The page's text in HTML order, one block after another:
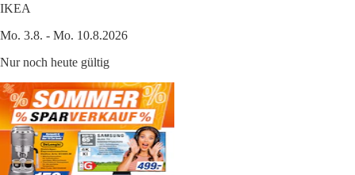
IKEA
Mo. 3.8. - Mo. 10.8.2026
Nur noch heute gültig